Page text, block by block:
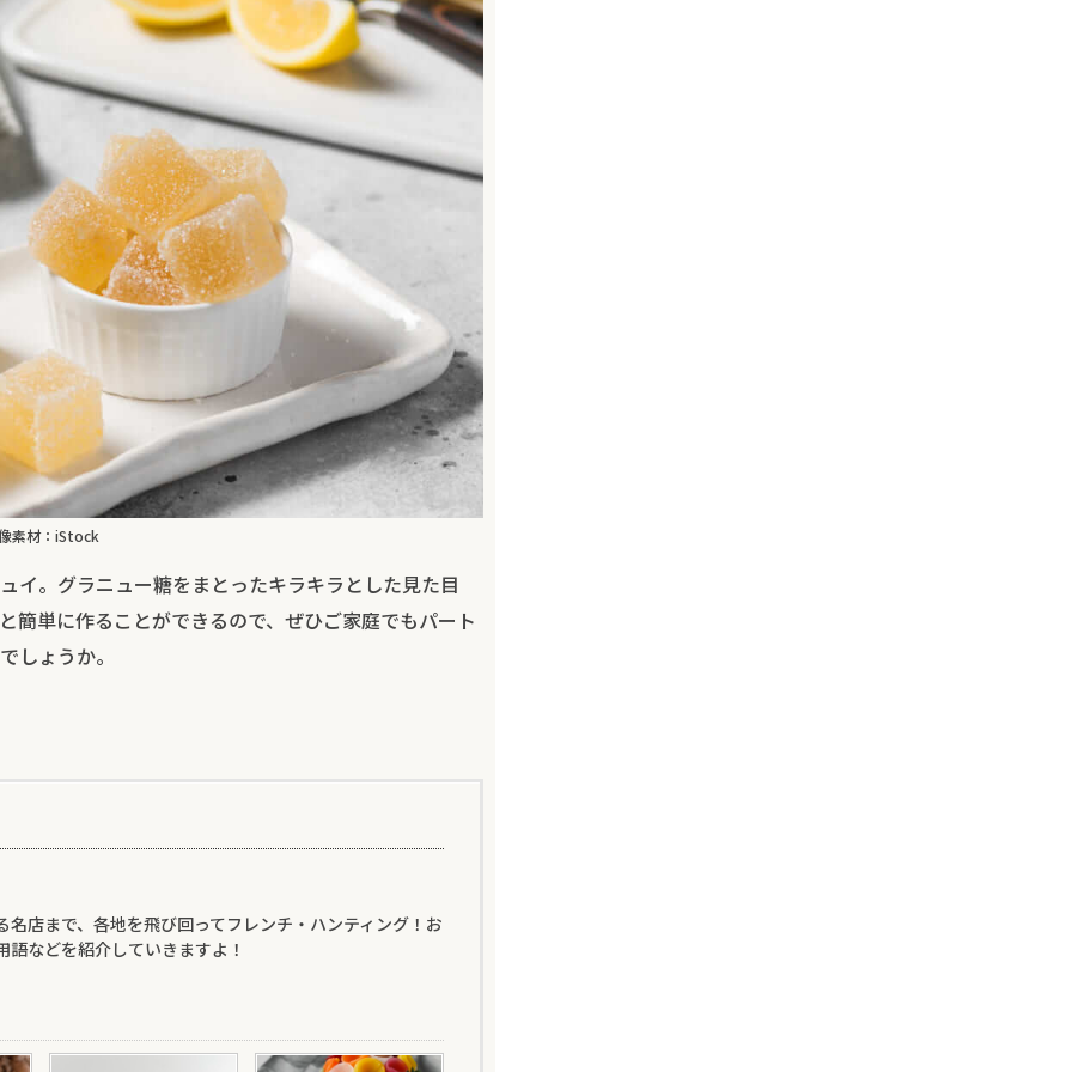
素材：iStock
イ。グラニュー糖をまとったキラキラとした見た目
簡単に作ることができるので、ぜひご家庭でもパート
しょうか。
名店まで、各地を飛び回ってフレンチ・ハンティング！お
などを紹介していきますよ！